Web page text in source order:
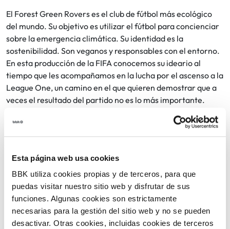
Esta página web usa cookies
BBK utiliza cookies propias y de terceros, para que
puedas visitar nuestro sitio web y disfrutar de sus
funciones. Algunas cookies son estrictamente
necesarias para la gestión del sitio web y no se pueden
desactivar. Otras cookies, incluidas cookies de terceros
El Forest Green Rovers es el club de fútbol más ecológico
del mundo. Su objetivo es utilizar el fútbol para concienciar
sobre la emergencia climática. Su identidad es la
sostenibilidad. Son veganos y responsables con el entorno.
En esta producción de la FIFA conocemos su ideario al
tiempo que les acompañamos en la lucha por el ascenso a la
League One, un camino en el que quieren demostrar que a
veces el resultado del partido no es lo más importante.
Invitaciones disponibles a partir del jueves 28.
VOLVER
COMPARTIR EVENTO PASADO